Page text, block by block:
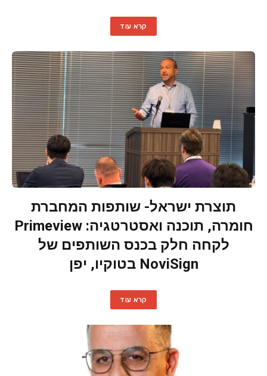
קרא עוד
תוצרת ישראל- שותפות המחברת
חומרה, תוכנה ואסטרטגיה: Primeview
לקחה חלק בכנס השותפים של
NoviSign בטוקיו, יפן
קרא עוד